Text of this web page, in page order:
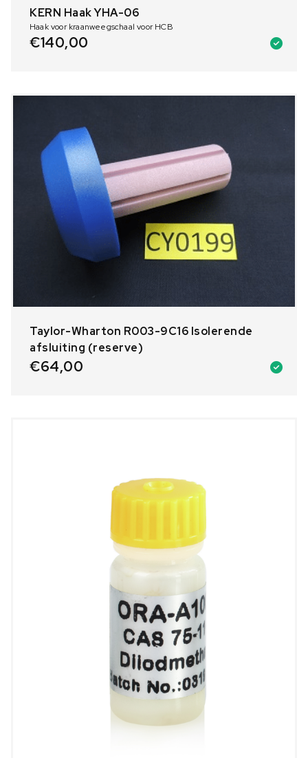
KERN Haak YHA-06
Haak voor kraanweegschaal voor HCB
€140,00
Taylor-Wharton R003-9C16 Isolerende
afsluiting (reserve)
€64,00